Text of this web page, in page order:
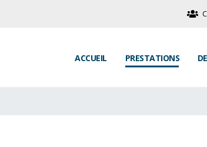
ACCUEIL PRESTATIONS